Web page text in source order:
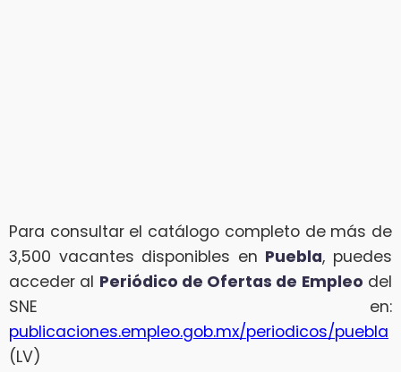
Para consultar el catálogo completo de más de
3,500 vacantes disponibles en Puebla, puedes
acceder al Periódico de Ofertas de Empleo del
SNE en:
publicaciones.empleo.gob.mx/periodicos/puebla
(LV)